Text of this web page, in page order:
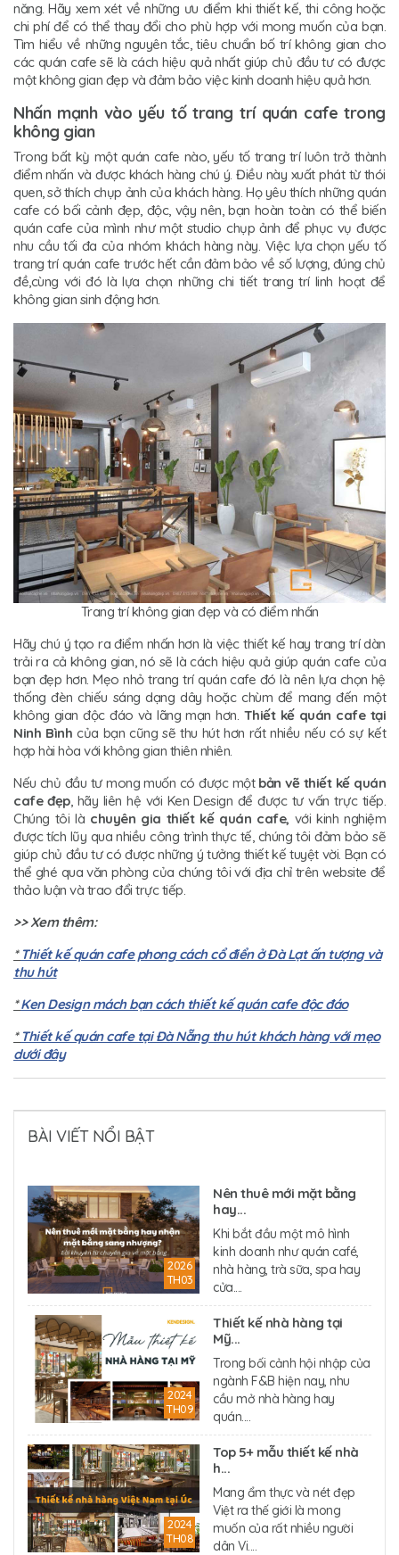
năng. Hãy xem xét về những ưu điểm khi thiết kế, thi công hoặc
chi phí để có thể thay đổi cho phù hợp với mong muốn của bạn.
Tìm hiểu về những nguyên tắc, tiêu chuẩn bố trí không gian cho
các quán cafe sẽ là cách hiệu quả nhất giúp chủ đầu tư có được
một không gian đẹp và đảm bảo việc kinh doanh hiệu quả hơn.
Nhấn mạnh vào yếu tố trang trí quán cafe trong
không gian
Trong bất kỳ một quán cafe nào, yếu tố trang trí luôn trở thành
điểm nhấn và được khách hàng chú ý. Điều này xuất phát từ thói
quen, sở thích chụp ảnh của khách hàng. Họ yêu thích những quán
cafe có bối cảnh đẹp, độc, vậy nên, bạn hoàn toàn có thể biến
quán cafe của mình như một studio chụp ảnh để phục vụ được
nhu cầu tối đa của nhóm khách hàng này. Việc lựa chọn yếu tố
trang trí quán cafe trước hết cần đảm bảo về số lượng, đúng chủ
đề,cùng với đó là lựa chọn những chi tiết trang trí linh hoạt để
không gian sinh động hơn.
Trang trí không gian đẹp và có điểm nhấn
Hãy chú ý tạo ra điểm nhấn hơn là việc thiết kế hay trang trí dàn
trải ra cả không gian, nó sẽ là cách hiệu quả giúp quán cafe của
bạn đẹp hơn. Mẹo nhỏ trang trí quán cafe đó là nên lựa chọn hệ
thống đèn chiếu sáng dạng dây hoặc chùm để mang đến một
không gian độc đáo và lãng mạn hơn. Thiết kế quán cafe tại
Ninh Bìnhcủa bạn cũng sẽ thu hút hơn rất nhiều nếu có sự kết
hợp hài hòa với không gian thiên nhiên.
Nếu chủ đầu tư mong muốn có được một bản vẽ thiết kế quán
cafe đẹp, hãy liên hệ với Ken Design để được tư vấn trực tiếp.
Chúng tôi là chuyên gia thiết kế quán cafe, với kinh nghiệm
được tích lũy qua nhiều công trình thực tế, chúng tôi đảm bảo sẽ
giúp chủ đầu tư có được những ý tưởng thiết kế tuyệt vời. Bạn có
thể ghé qua văn phòng của chúng tôi với địa chỉ trên website để
thảo luận và trao đổi trực tiếp.
>> Xem thêm:
* Thiết kế quán cafe phong cách cổ điển ở Đà Lạt ấn tượng và
thu hút
*Ken Design mách bạn cách thiết kế quán cafe độc đáo
* Thiết kế quán cafe tại Đà Nẵng thu hút khách hàng với mẹo
dưới đây
BÀI VIẾT NỔI BẬT
2026
TH03
Nên thuê mới mặt bằng
hay...
Khi bắt đầu một mô hình
kinh doanh như quán café,
nhà hàng, trà sữa, spa hay
cửa....
2024
TH09
Thiết kế nhà hàng tại
Mỹ...
Trong bối cảnh hội nhập của
ngành F&B hiện nay, nhu
cầu mở nhà hàng hay
quán....
2024
TH08
Top 5+ mẫu thiết kế nhà
h...
Mang ẩm thực và nét đẹp
Việt ra thế giới là mong
muốn của rất nhiều người
dân Vi....